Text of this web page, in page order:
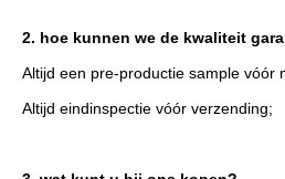
2. hoe kunnen we de kwaliteit
Altijd een pre-productie sample vóór
Altijd eindinspectie vóór verzending;